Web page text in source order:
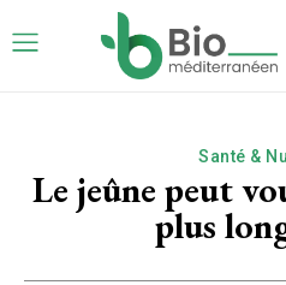
Santé &
Le jeûne peut
plus